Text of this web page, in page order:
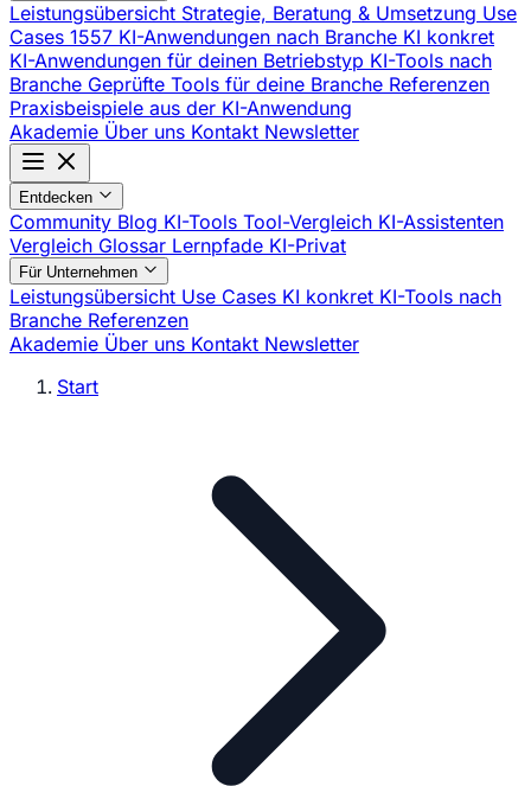
Leistungsübersicht Strategie, Beratung & Umsetzung Use
Cases 1557 KI-Anwendungen nach Branche KI konkret
KI-Anwendungen für deinen Betriebstyp KI-Tools nach
Branche Geprüfte Tools für deine Branche Referenzen
Praxisbeispiele aus der KI-Anwendung
Akademie Über uns Kontakt Newsletter
Entdecken
Community Blog KI-Tools Tool-Vergleich KI-Assistenten
Vergleich Glossar Lernpfade KI-Privat
Für Unternehmen
Leistungsübersicht Use Cases KI konkret KI-Tools nach
Branche Referenzen
Akademie Über uns Kontakt Newsletter
Start